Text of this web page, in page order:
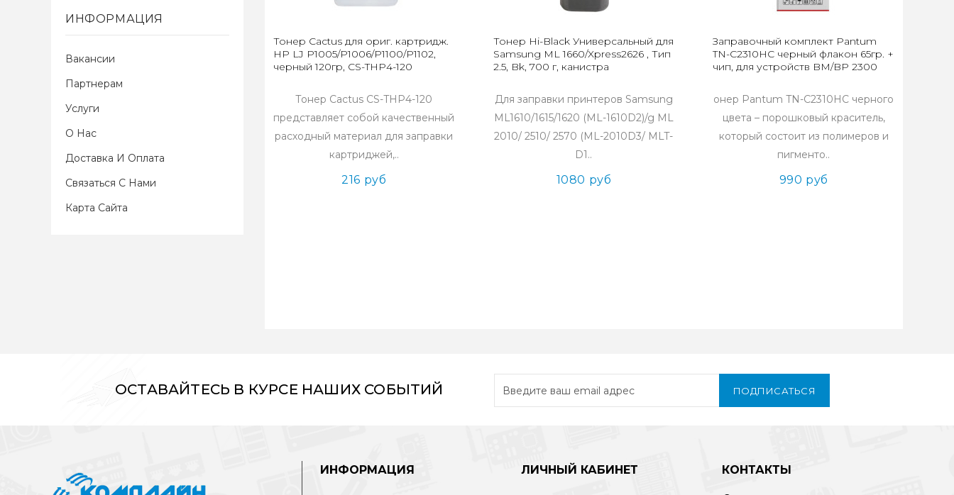
ИНФОРМАЦИЯ
Вакансии
Партнерам
Услуги
О Нас
Доставка И Оплата
Связаться С Нами
Карта Сайта
Тонер Cactus для ориг. картридж.
HP LJ P1005/P1006/P1100/P1102,
черный 120гр, CS-THP4-120
Тонер Cactus CS-THP4-120
представляет собой качественный
расходный материал для заправки
картриджей,..
216 руб
Тонер Hi-Black Универсальный для
Samsung ML 1660/Xpress2626 , Тип
2.5, Bk, 700 г, канистра
Для заправки принтеров Samsung
ML1610/1615/1620 (ML-1610D2)/g ML
2010/ 2510/ 2570 (ML-2010D3/ MLT-
D1..
1080 руб
Заправочный комплект Pantum
TN-C2310HC черный флакон 65гр. +
чип, для устройств BM/BP 2300
онер Pantum TN-C2310HC черного
цвета – порошковый краситель,
который состоит из полимеров и
пигменто..
990 руб
ОСТАВАЙТЕСЬ В КУРСЕ НАШИХ СОБЫТИЙ ПОДПИСАТЬСЯ
ИНФОРМАЦИЯ ЛИЧНЫЙ КАБИНЕТ КОНТАКТЫ